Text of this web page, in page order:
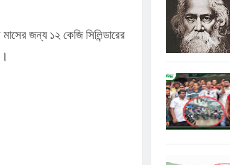
জন্য ১২ কেজি সিলিন্ডারের